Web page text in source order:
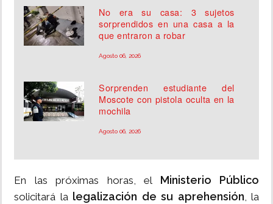
No era su casa: 3 sujetos
sorprendidos en una casa a la
que entraron a robar
Agosto 06, 2026
Sorprenden estudiante del
Moscote con pistola oculta en la
mochila
Agosto 06, 2026
En las próximas horas, el Ministerio Público
solicitará la legalización de su aprehensión, la